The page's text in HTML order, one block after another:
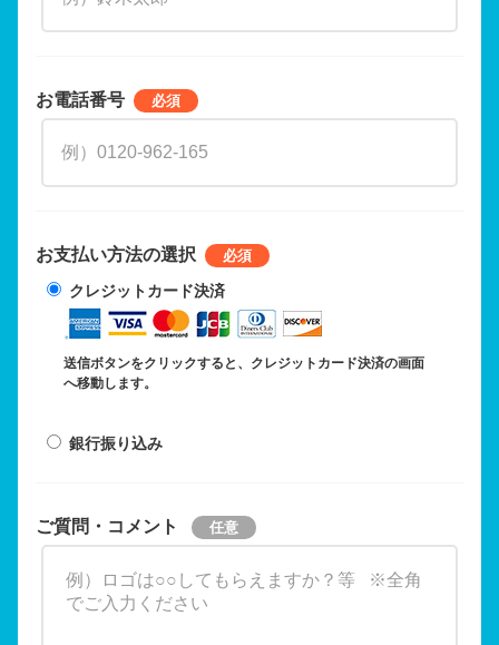
お電話番号
お支払い方法の選択
クレジットカード決済
送信ボタンをクリックすると、クレジットカード決済の画面
へ移動します。
銀行振り込み
ご質問・コメント